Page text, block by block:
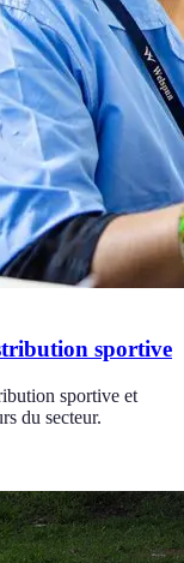
sportive
sportive et
du secteur.